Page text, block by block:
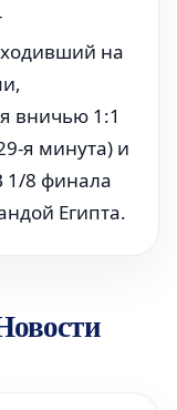
на
вничью 1:1
я минута) и
1/8 финала
Египта.